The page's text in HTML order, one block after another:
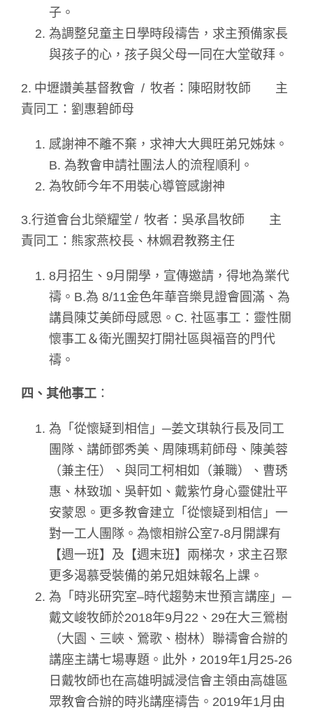
子。
為調整兒童主日學時段禱告，求主預備家長
與孩子的心，孩子與父母一同在大堂敬拜。
2. 中壢讚美基督教會 / 牧者：陳昭財牧師 主
責同工：劉惠碧師母
感謝神不離不棄，求神大大興旺弟兄姊妹。
B. 為教會申請社團法人的流程順利。
為牧師今年不用裝心導管感謝神
3.行道會台北榮耀堂 / 牧者：吳承昌牧師 主
責同工：熊家燕校長、林姵君教務主任
8月招生、9月開學，宣傳邀請，得地為業代
禱。B.為 8/11金色年華音樂見證會圓滿、為
講員陳艾美師母感恩。C. 社區事工：靈性關
懷事工＆衛光團契打開社區與福音的門代
禱。
四、其他事工 ：
為「從懷疑到相信」─姜文琪執行長及同工
團隊、講師鄧秀美、周陳瑪莉師母、陳美蓉
（兼主任）、與同工柯相如（兼職）、曹琇
惠、林致珈、吳軒如、戴紫竹身心靈健壯平
安蒙恩。更多教會建立「從懷疑到相信」一
對一工人團隊。為懷相辦公室7-8月開課有
【週一班】及【週末班】兩梯次，求主召聚
更多渴慕受裝備的弟兄姐妹報名上課。
為「時兆研究室–時代趨勢末世預言講座」─
戴文峻牧師於2018年9月22、29在大三鶯樹
（大園、三峽、鶯歌、樹林）聯禱會合辦的
講座主講七場專題。此外，2019年1月25-26
日戴牧師也在高雄明誠浸信會主領由高雄區
眾教會合辦的時兆講座禱告。2019年1月由